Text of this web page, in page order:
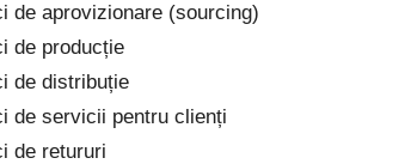
de aprovizionare (sourcing)
de producție
de distribuție
de servicii pentru clienți
de retururi